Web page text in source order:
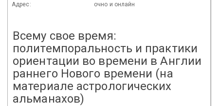
Адрес: очно и онлайн
Всему свое время:
политемпоральность и практики
ориентации во времени в Англии
раннего Нового времени (на
материале астрологических
альманахов)